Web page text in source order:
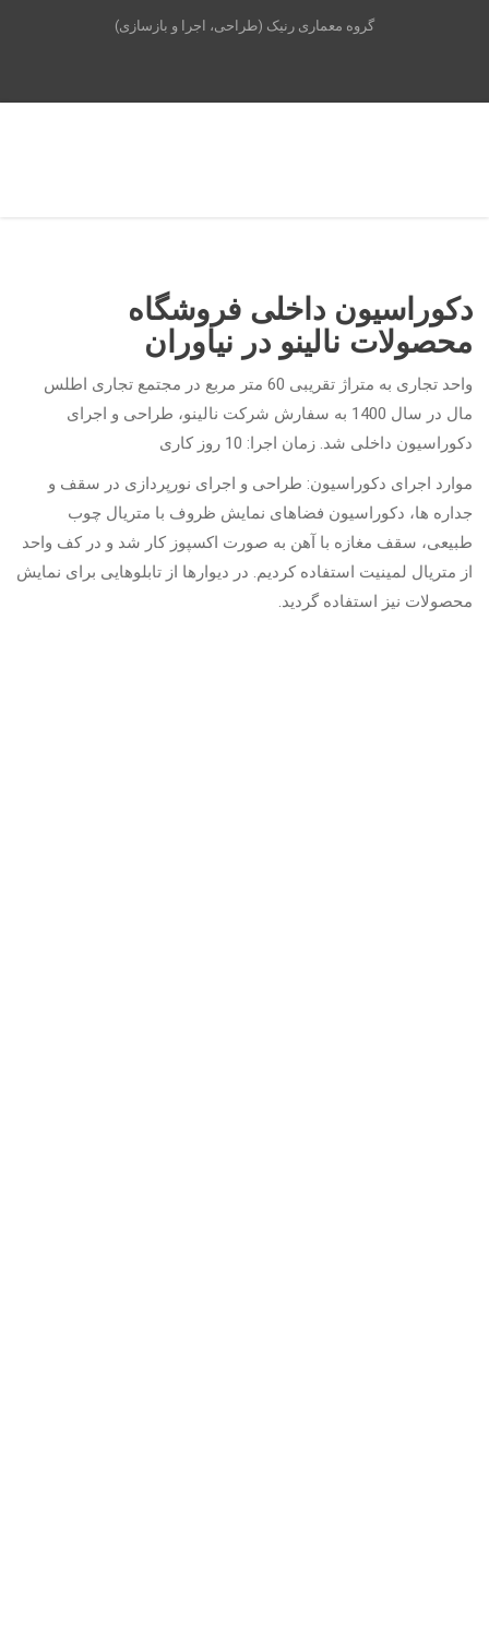
گروه معماری رنیک (طراحی، اجرا و بازسازی)
دکوراسیون داخلی فروشگاه
محصولات نالینو در نیاوران
واحد تجاری به متراژ تقریبی 60 متر مربع در مجتمع تجاری اطلس
مال در سال 1400 به سفارش شرکت نالینو، طراحی و اجرای
دکوراسیون داخلی شد. زمان اجرا: 10 روز کاری
موارد اجرای دکوراسیون: طراحی و اجرای نورپردازی در سقف و
جداره ها، دکوراسیون فضاهای نمایش ظروف با متریال چوب
طبیعی، سقف مغازه با آهن به صورت اکسپوز کار شد و در کف واحد
از متریال لمینیت استفاده کردیم. در دیوارها از تابلوهایی برای نمایش
محصولات نیز استفاده گردید.